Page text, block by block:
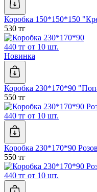
Коробка 150*150*150
530 тг
440 тг от 10 шт.
Новинка
Коробка 230*170*90
550 тг
440 тг от 10 шт.
Коробка 230*170*90
550 тг
440 тг от 10 шт.